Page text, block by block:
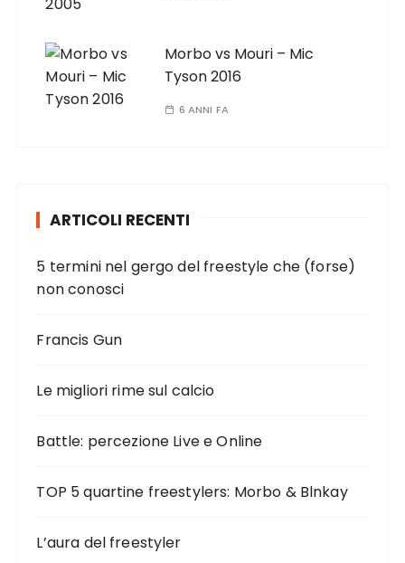
Morbo vs Mouri – Mic
Tyson 2016
6 ANNI FA
ARTICOLI RECENTI
5 termini nel gergo del freestyle che (forse)
non conosci
Francis Gun
Le migliori rime sul calcio
Battle: percezione Live e Online
TOP 5 quartine freestylers: Morbo & Blnkay
L’aura del freestyler